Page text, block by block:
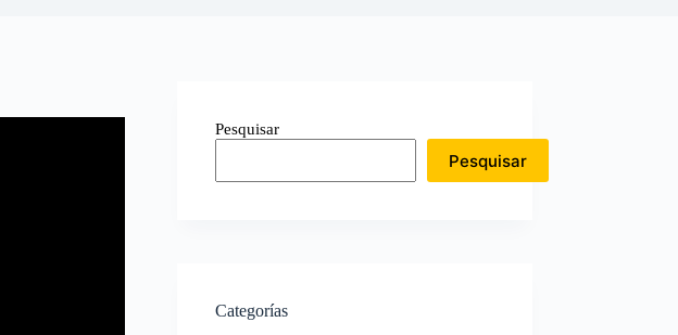
Pesquisar
Pesquisar
Categorías